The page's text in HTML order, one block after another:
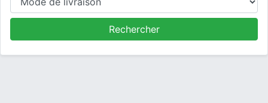
Rechercher